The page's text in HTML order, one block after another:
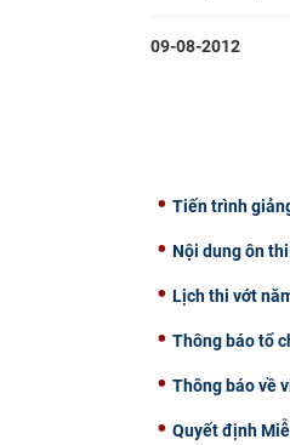
09-08-2012
Tiến trình
Nội dung ôn
Lịch thi vớt
Thông báo tổ
Thông báo về
Quyết định